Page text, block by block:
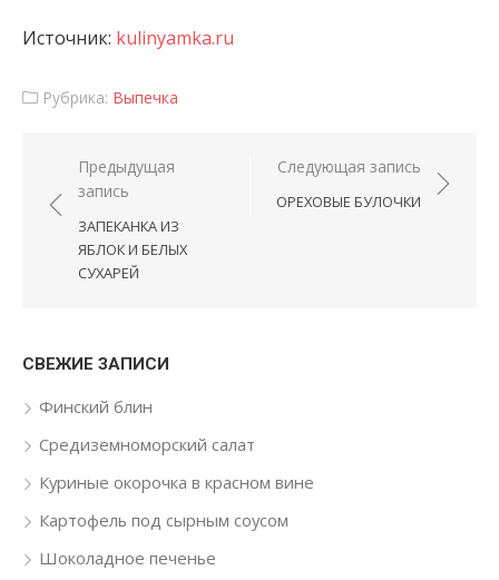
Источник: kulinyamka.ru
Рубрика: Выпечка
Навигация по записям
Предыдущая
запись
ЗАПЕКАНКА ИЗ
ЯБЛОК И БЕЛЫХ
СУХАРЕЙ
Следующая запись
ОРЕХОВЫЕ БУЛОЧКИ
СВЕЖИЕ ЗАПИСИ
Финский блин
Средиземноморский салат
Куриные окорочка в красном вине
Картофель под сырным соусом
Шоколадное печенье